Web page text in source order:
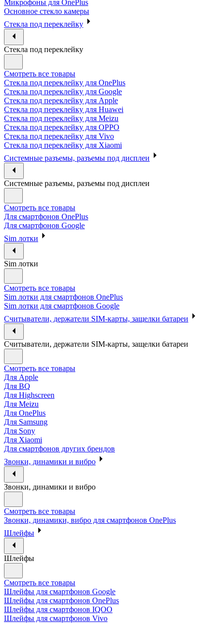
Микрофоны для OnePlus
Основное стекло камеры
Стекла под переклейку
Стекла под переклейку
Смотреть все товары
Стекла под переклейку для OnePlus
Стекла под переклейку для Google
Стекла под переклейку для Apple
Стекла под переклейку для Huawei
Стекла под переклейку для Meizu
Стекла под переклейку для OPPO
Стекла под переклейку для Vivo
Стекла под переклейку для Xiaomi
Системные разъемы, разъемы под дисплеи
Системные разъемы, разъемы под дисплеи
Смотреть все товары
Для смартфонов OnePlus
Для смартфонов Google
Sim лотки
Sim лотки
Смотреть все товары
Sim лотки для смартфонов OnePlus
Sim лотки для смартфонов Google
Считыватели, держатели SIM-карты, защелки батареи
Считыватели, держатели SIM-карты, защелки батареи
Смотреть все товары
Для Apple
Для BQ
Для Highscreen
Для Meizu
Для OnePlus
Для Samsung
Для Sony
Для Xiaomi
Для смартфонов других брендов
Звонки, динамики и вибро
Звонки, динамики и вибро
Смотреть все товары
Звонки, динамики, вибро для смартфонов OnePlus
Шлейфы
Шлейфы
Смотреть все товары
Шлейфы для смартфонов Google
Шлейфы для смартфонов OnePlus
Шлейфы для смартфонов IQOO
Шлейфы для смартфонов Vivo